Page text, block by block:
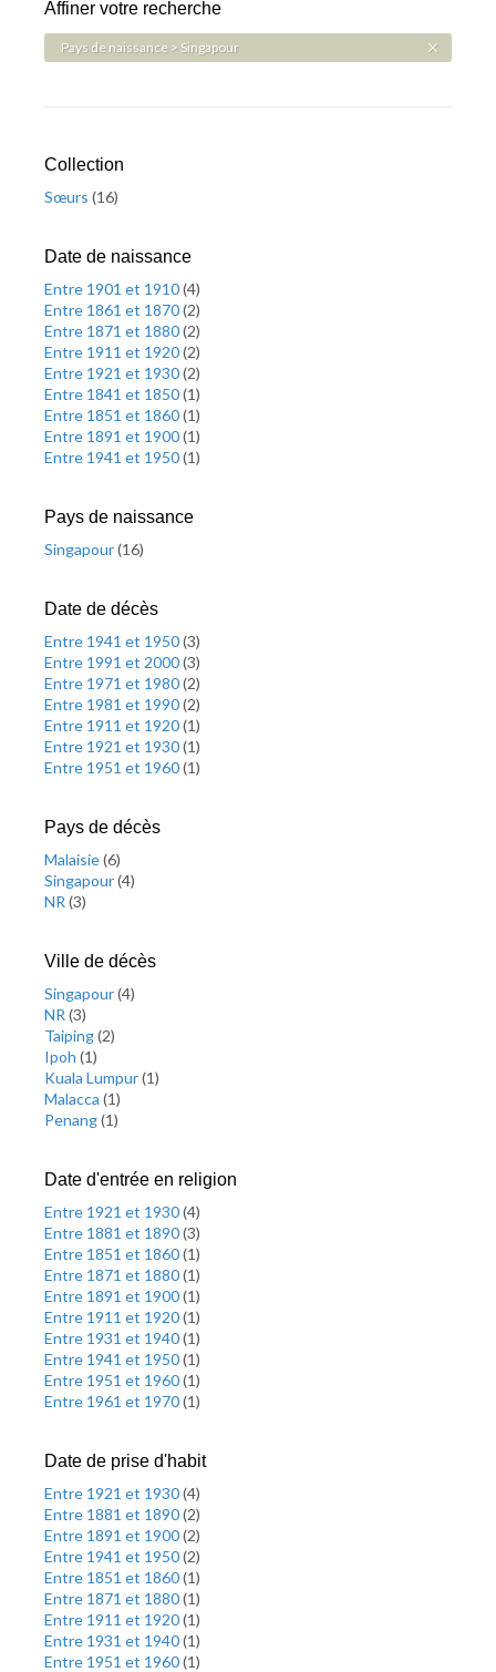
Affiner votre recherche
Pays de naissance > Singapour
Collection
Sœurs (16)
Date de naissance
Entre 1901 et 1910(4)
Entre 1861 et 1870(2)
Entre 1871 et 1880(2)
Entre 1911 et 1920(2)
Entre 1921 et 1930(2)
Entre 1841 et 1850(1)
Entre 1851 et 1860(1)
Entre 1891 et 1900(1)
Entre 1941 et 1950(1)
Pays de naissance
Singapour(16)
Date de décès
Entre 1941 et 1950(3)
Entre 1991 et 2000(3)
Entre 1971 et 1980(2)
Entre 1981 et 1990(2)
Entre 1911 et 1920(1)
Entre 1921 et 1930(1)
Entre 1951 et 1960(1)
Pays de décès
Malaisie(6)
Singapour(4)
NR (3)
Ville de décès
Singapour(4)
NR (3)
Taiping(2)
Ipoh (1)
Kuala Lumpur(1)
Malacca (1)
Penang(1)
Date d'entrée en religion
Entre 1921 et 1930(4)
Entre 1881 et 1890(3)
Entre 1851 et 1860(1)
Entre 1871 et 1880(1)
Entre 1891 et 1900(1)
Entre 1911 et 1920(1)
Entre 1931 et 1940(1)
Entre 1941 et 1950(1)
Entre 1951 et 1960(1)
Entre 1961 et 1970(1)
Date de prise d'habit
Entre 1921 et 1930(4)
Entre 1881 et 1890(2)
Entre 1891 et 1900(2)
Entre 1941 et 1950(2)
Entre 1851 et 1860(1)
Entre 1871 et 1880(1)
Entre 1911 et 1920(1)
Entre 1931 et 1940(1)
Entre 1951 et 1960(1)